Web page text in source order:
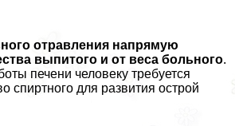
отравления напрямую
выпитого и от веса больного.
печени человеку требуется
спиртного для развития острой